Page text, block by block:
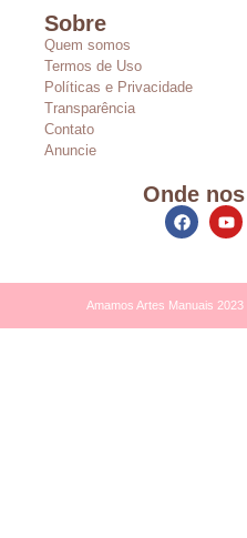
Sobre
Quem somos
Termos de Uso
Políticas e Privacidade
Transparência
Contato
Anuncie
Onde
Amamos Artes Manuais